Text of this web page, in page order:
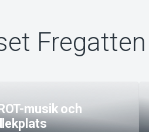
Fregatten
musik och